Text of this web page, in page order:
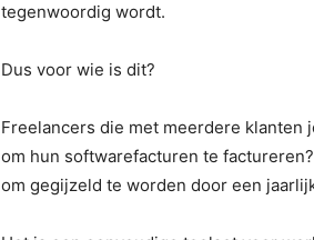
tegenwoordig wordt.
Dus voor wie is dit?
Freelancers die met meerdere klanten
om hun softwarefacturen te
om gegijzeld te worden door een